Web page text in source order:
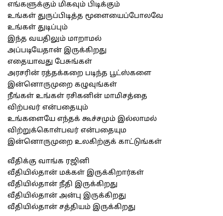
எங்களுக்கும் மிகவும் பிடிக்கும்
உங்கள் துருப்பிடித்த மூளையைப்போலவே
உங்கள் துடிப்பும்
இந்த வயதிலும் மாறாமல்
அப்படியேதான் இருக்கிறது
எதையாவது பேசுங்கள்
அரசரின் ரத்தக்கறை படிந்த பூட்ஸ்களை
இன்னொருமுறை கழுவுங்கள்
நீங்கள் உங்கள் ரசிகனின் மாமிசத்தை
விற்பவர் என்பதையும்
உங்களையே எந்தக் கூச்சமும் இல்லாமல்
விற்றுக்கொள்பவர் என்பதையும
இன்னொருமுறை உலகிற்குக் காட்டுங்கள்
வீதிக்கு வாங்க ரஜினி
வீதியில்தான் மக்கள் இருக்கிறார்கள்
வீதியில்தான் நீதி இருக்கிறது
வீதியில்தான் அன்பு இருக்கிறது
வீதியில்தான் சத்தியம் இருக்கிறது